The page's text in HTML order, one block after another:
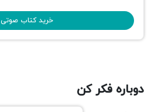
خرید کتاب صوتی
دوباره فکر کن